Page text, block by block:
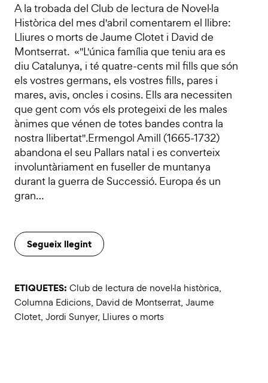
A la trobada del Club de lectura de Novel·la
Històrica del mes d'abril comentarem el llibre:
Lliures o morts de Jaume Clotet i David de
Montserrat. «"L'única família que teniu ara es
diu Catalunya, i té quatre-cents mil fills que són
els vostres germans, els vostres fills, pares i
mares, avis, oncles i cosins. Ells ara necessiten
que gent com vós els protegeixi de les males
ànimes que vénen de totes bandes contra la
nostra llibertat".Ermengol Amill (1665-1732)
abandona el seu Pallars natal i es converteix
involuntàriament en fuseller de muntanya
durant la guerra de Successió. Europa és un
gran…
Segueix llegint
ETIQUETES: Club de lectura de novel·la històrica,
Columna Edicions, David de Montserrat, Jaume
Clotet, Jordi Sunyer, Lliures o morts